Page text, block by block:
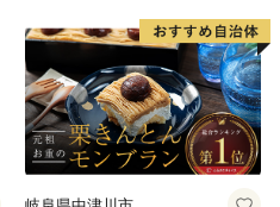
道産アイス 道産アイスクリ
ーム ギフト 詰合せ 詰め合わ
せ ふるさと納税 ）